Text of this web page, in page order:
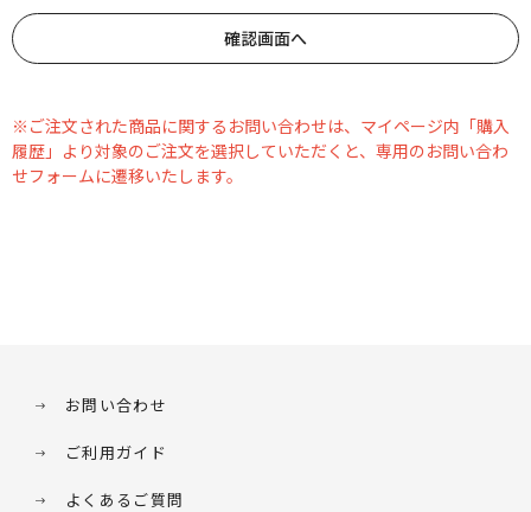
※ご注文された商品に関するお問い合わせは、マイページ内「購入
履歴」より対象のご注文を選択していただくと、専用のお問い合わ
せフォームに遷移いたします。
お問い合わせ
ご利用ガイド
よくあるご質問